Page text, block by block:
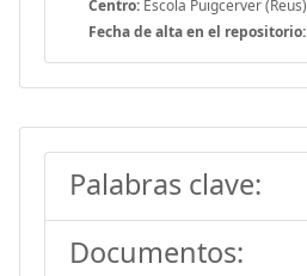
Centro: Escola Puigcerver (Reus)
Fecha de alta en el repositorio:
Palabras clave:
Documentos: